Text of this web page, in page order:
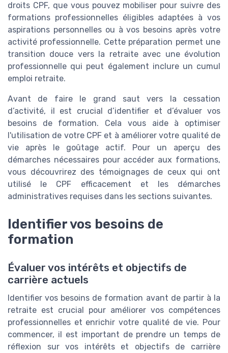
droits CPF, que vous pouvez mobiliser pour suivre des
formations professionnelles éligibles adaptées à vos
aspirations personnelles ou à vos besoins après votre
activité professionnelle. Cette préparation permet une
transition douce vers la retraite avec une évolution
professionnelle qui peut également inclure un cumul
emploi retraite.
Avant de faire le grand saut vers la cessation
d’activité, il est crucial d’identifier et d’évaluer vos
besoins de formation. Cela vous aide à optimiser
l'utilisation de votre CPF et à améliorer votre qualité de
vie après le goûtage actif. Pour un aperçu des
démarches nécessaires pour accéder aux formations,
vous découvrirez des témoignages de ceux qui ont
utilisé le CPF efficacement et les démarches
administratives requises dans les sections suivantes.
Identifier vos besoins de
formation
Évaluer vos intérêts et objectifs de
carrière actuels
Identifier vos besoins de formation avant de partir à la
retraite est crucial pour améliorer vos compétences
professionnelles et enrichir votre qualité de vie. Pour
commencer, il est important de prendre un temps de
réflexion sur vos intérêts et objectifs de carrière